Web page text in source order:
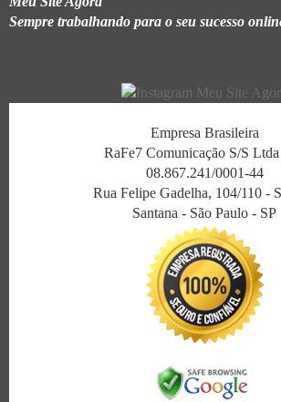
Sempre trabalhando para o seu sucesso
Empresa Brasileira
RaFe7 Comunicação S/S
08.867.241/0001-44
Rua Felipe Gadelha, 104/110 -
Santana - São Paulo - SP